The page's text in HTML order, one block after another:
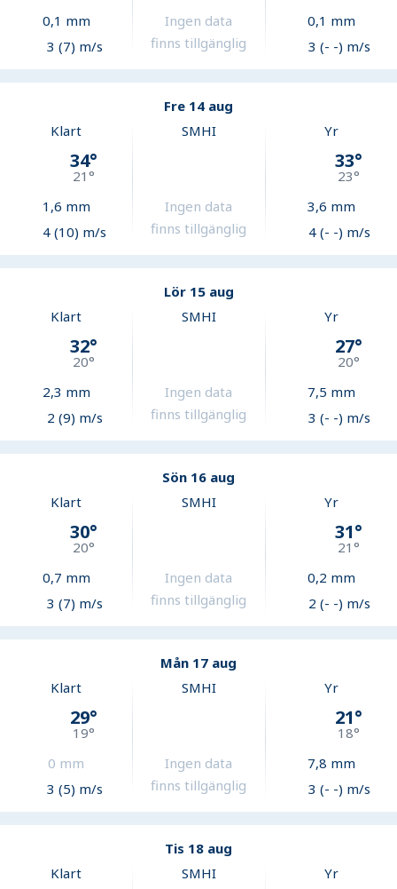
0,1 mm
3 (7) m/s
Ingen data
finns tillgänglig
0,1 mm
3 (- -) m/s
Fre 14 aug
Klart
34°
21°
1,6 mm
4 (10) m/s
SMHI
Ingen data
finns tillgänglig
Yr
33°
23°
3,6 mm
4 (- -) m/s
Lör 15 aug
Klart
32°
20°
2,3 mm
2 (9) m/s
SMHI
Ingen data
finns tillgänglig
Yr
27°
20°
7,5 mm
3 (- -) m/s
Sön 16 aug
Klart
30°
20°
0,7 mm
3 (7) m/s
SMHI
Ingen data
finns tillgänglig
Yr
31°
21°
0,2 mm
2 (- -) m/s
Mån 17 aug
Klart
29°
19°
0 mm
3 (5) m/s
SMHI
Ingen data
finns tillgänglig
Yr
21°
18°
7,8 mm
3 (- -) m/s
Tis 18 aug
Klart
SMHI Yr